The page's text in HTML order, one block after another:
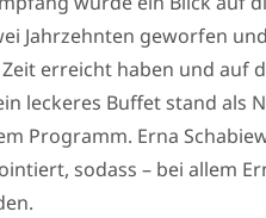
Jahrzehnten geworfen
erreicht haben und auf
leckeres Buffet stand als
Programm. Erna
sodass – bei allem